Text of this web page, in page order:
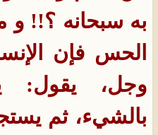
به سبحانه ؟!! و
الحس فإن
وجل، يقول‏:‏
بالشيء، ثم